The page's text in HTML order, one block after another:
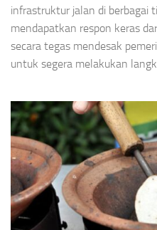
infrastruktur jalan di berbagai
mendapatkan respon keras
secara tegas mendesak
untuk segera melakukan